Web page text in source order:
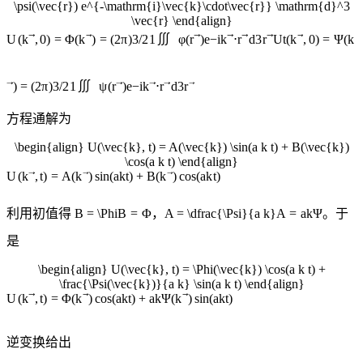
\psi(\vec{r}) e^{-\mathrm{i}\vec{k}\cdot\vec{r}} \mathrm{d}^3
\vec{r} \end{align}
U(k , 0) = Φ(k ) = (2π)3/21 ∭ φ(r )e−ik ⋅r d3r Ut(k , 0) = Ψ(k
) = (2π)3/21 ∭ ψ(r )e−ik ⋅r d3r
方程通解为
\begin{align} U(\vec{k}, t) = A(\vec{k}) \sin(a k t) + B(\vec{k})
\cos(a k t) \end{align}
U(k , t) = A(k )sin(akt) + B(k )cos(akt)
利用初值得 B = \PhiB = Φ， A = \dfrac{\Psi}{a k}A = akΨ。于
是
\begin{align} U(\vec{k}, t) = \Phi(\vec{k}) \cos(a k t) +
\frac{\Psi(\vec{k})}{a k} \sin(a k t) \end{align}
U(k , t) = Φ(k )cos(akt) + akΨ(k )sin(akt)
逆变换给出